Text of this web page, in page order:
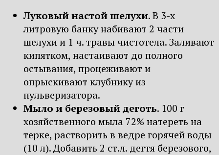
Луковый настой шелухи. В 3-х
литровую банку набивают 2 части
шелухи и 1 ч. травы чистотела. Заливают
кипятком, настаивают до полного
остывания, процеживают и
опрыскивают клубнику из
пульверизатора.
Мыло и березовый деготь. 100 г
хозяйственного мыла 72% натереть на
терке, растворить в ведре горячей воды
(10 л). Добавить 2 ст.л. дегтя березового,